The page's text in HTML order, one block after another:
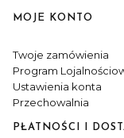
MOJE KONTO
Twoje zamówienia
Program
Ustawienia konta
Przechowalnia
PŁATNOŚCI I